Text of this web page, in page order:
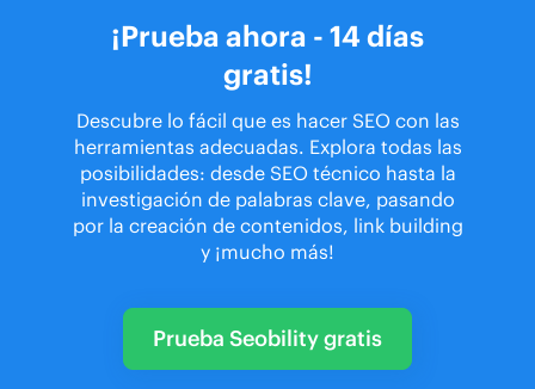
¡Prueba ahora - 14 días
gratis!
Descubre lo fácil que es hacer SEO con las
herramientas adecuadas. Explora todas las
posibilidades: desde SEO técnico hasta la
investigación de palabras clave, pasando
por la creación de contenidos, link building
y ¡mucho más!
Prueba Seobility gratis